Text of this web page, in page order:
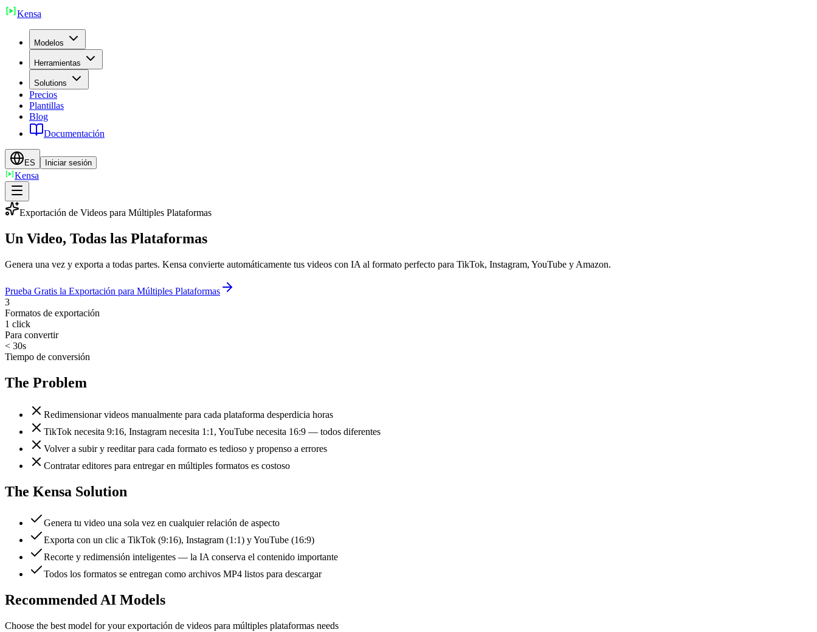
Kensa
Modelos
Herramientas
Solutions
Precios
Plantillas
Blog
Documentación
ES Iniciar sesión
Kensa
Exportación de Videos para Múltiples Plataformas
Un Video, Todas las Plataformas
Genera una vez y exporta a todas partes. Kensa convierte automáticamente tus videos con IA al formato perfecto para TikTok, Instagram, YouTube y Amazon.
Prueba Gratis la Exportación para Múltiples Plataformas
3
Formatos de exportación
1 click
Para convertir
< 30s
Tiempo de conversión
The Problem
Redimensionar videos manualmente para cada plataforma desperdicia horas
TikTok necesita 9:16, Instagram necesita 1:1, YouTube necesita 16:9 — todos diferentes
Volver a subir y reeditar para cada formato es tedioso y propenso a errores
Contratar editores para entregar en múltiples formatos es costoso
The Kensa Solution
Genera tu video una sola vez en cualquier relación de aspecto
Exporta con un clic a TikTok (9:16), Instagram (1:1) y YouTube (16:9)
Recorte y redimensión inteligentes — la IA conserva el contenido importante
Todos los formatos se entregan como archivos MP4 listos para descargar
Recommended AI Models
Choose the best model for yourexportación de videos para múltiples plataformas needs